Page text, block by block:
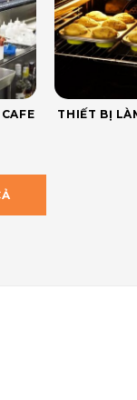
THIẾT BỊ